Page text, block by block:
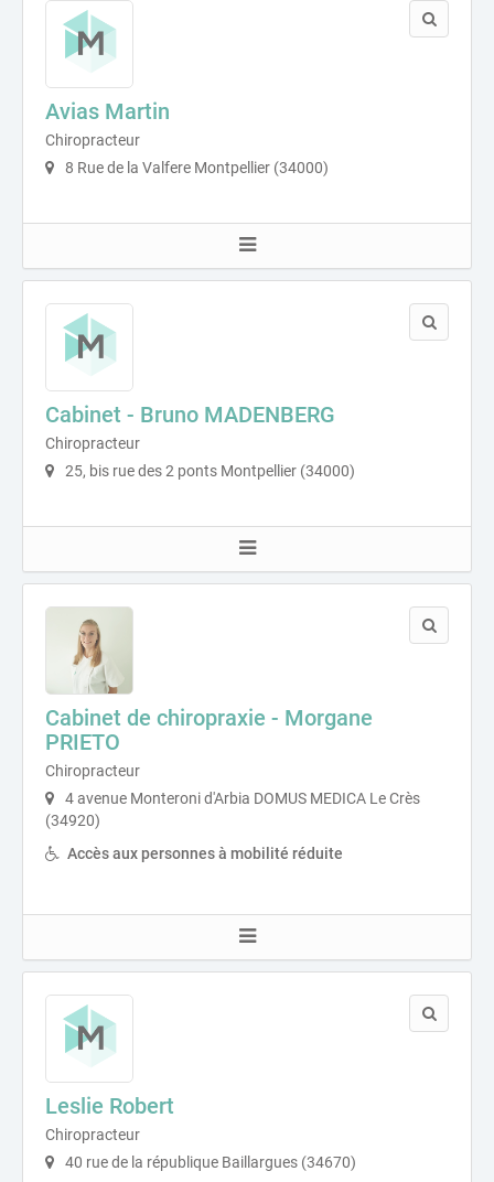
Avias Martin
Chiropracteur
8 Rue de la Valfere Montpellier (34000)
Cabinet - Bruno MADENBERG
Chiropracteur
25, bis rue des 2 ponts Montpellier (34000)
Cabinet de chiropraxie - Morgane
PRIETO
Chiropracteur
4 avenue Monteroni d'Arbia DOMUS MEDICA Le Crès
(34920)
Accès aux personnes à mobilité réduite
Leslie Robert
Chiropracteur
40 rue de la république Baillargues (34670)